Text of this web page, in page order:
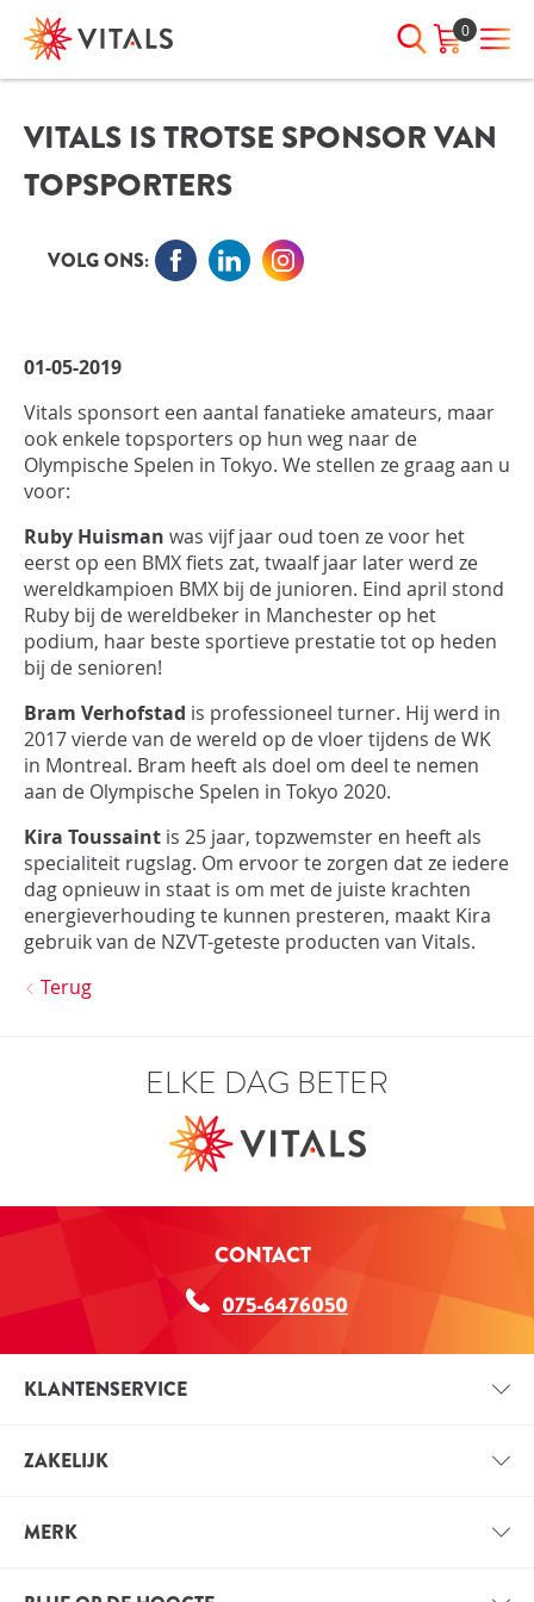
0
HEB JE VRAGEN?
We staan elke dag voor je klaar!
helpen, neem dan contact met
ons op:
INLOGGEN
vergeten?
wachtwoord
Blijf ingelogd
INLOGGEN
VITALS IS TROTSE SPONSOR VAN
TOPSPORTERS
VOLG ONS:
01-05-2019
Vitals sponsort een aantal fanatieke amateurs, maar
ook enkele topsporters op hun weg naar de
Olympische Spelen in Tokyo. We stellen ze graag aan u
voor:
Ruby Huisman was vijf jaar oud toen ze voor het
eerst op een BMX fiets zat, twaalf jaar later werd ze
wereldkampioen BMX bij de junioren. Eind april stond
Ruby bij de wereldbeker in Manchester op het
podium, haar beste sportieve prestatie tot op heden
bij de senioren!
Bram Verhofstad is professioneel turner. Hij werd in
2017 vierde van de wereld op de vloer tijdens de WK
in Montreal. Bram heeft als doel om deel te nemen
aan de Olympische Spelen in Tokyo 2020.
Kira Toussaint is 25 jaar, topzwemster en heeft als
specialiteit rugslag. Om ervoor te zorgen dat ze iedere
dag opnieuw in staat is om met de juiste krachten
energieverhouding te kunnen presteren, maakt Kira
gebruik van de NZVT-geteste producten van Vitals.
Terug
ELKE DAG BETER
CONTACT
075-6476050
KLANTENSERVICE
VERZENDINFORMATIE
ZAKELIJK
VACATURES
MERK